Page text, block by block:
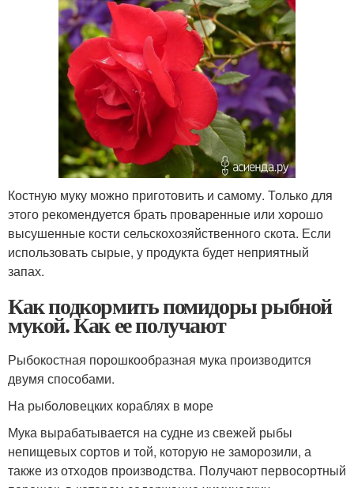
Костную муку можно приготовить и самому. Только для
этого рекомендуется брать проваренные или хорошо
высушенные кости сельскохозяйственного скота. Если
использовать сырые, у продукта будет неприятный
запах.
Как подкормить помидоры рыбной
мукой. Как ее получают
Рыбокостная порошкообразная мука производится
двумя способами.
На рыболовецких кораблях в море
Мука вырабатывается на судне из свежей рыбы
непищевых сортов и той, которую не заморозили, а
также из отходов производства. Получают первосортный